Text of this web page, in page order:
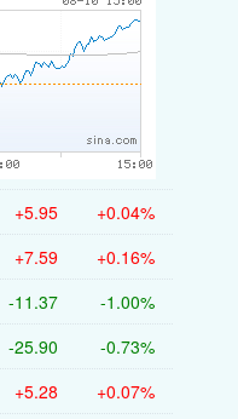
+5.95 +0.04%
+7.59 +0.16%
-11.37 -1.00%
-25.90 -0.73%
+5.28 +0.07%